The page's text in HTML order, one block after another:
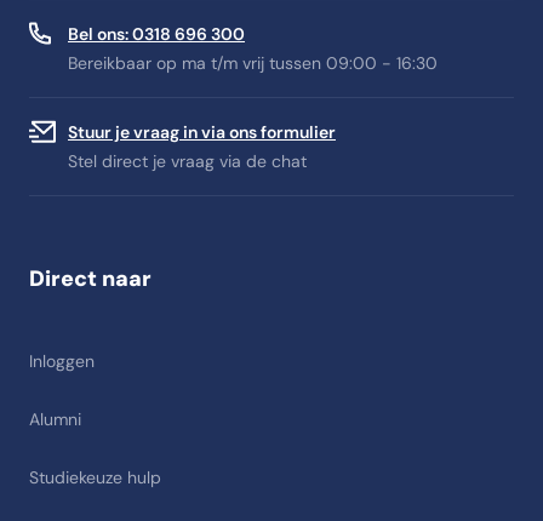
Bel ons: 0318 696 300
Bereikbaar op ma t/m vrij tussen 09:00 - 16:30
Stuur je vraag in via ons formulier
Stel direct je vraag via de chat
Direct naar
Inloggen
Alumni
Studiekeuze hulp